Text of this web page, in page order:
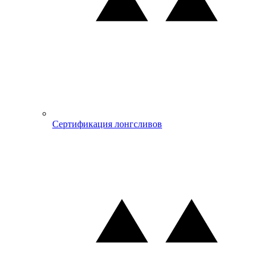
Сертификация лонгсливов